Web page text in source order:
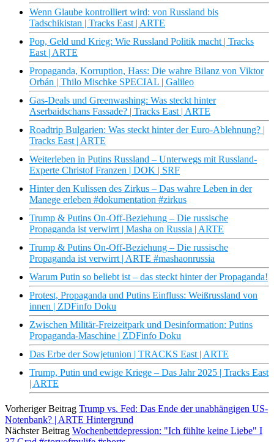
Wenn Glaube kontrolliert wird: von Russland bis
Tadschikistan | Tracks East | ARTE
Pop, Geld und Krieg: Wie Russland Politik macht | Tracks
East | ARTE
Propaganda, Korruption, Hass: Die wahre Bilanz von Viktor
Orbán | Thilo Mischke SPECIAL | Galileo
Gas-Deals und Greenwashing: Was steckt hinter
Aserbaidschans Fassade? | Tracks East | ARTE
Roadtrip Bulgarien: Was steckt hinter der Euro-Ablehnung? |
Tracks East | ARTE
Weiterleben in Putins Russland – Unterwegs mit Russland-
Experte Christof Franzen | DOK | SRF
Hinter den Kulissen des Zirkus – Das wahre Leben in der
Manege erleben #dokumentation #zirkus
Trump & Putins On-Off-Beziehung – Die russische
Propaganda ist verwirrt | Masha on Russia | ARTE
Trump & Putins On-Off-Beziehung – Die russische
Propaganda ist verwirrt | ARTE #mashaonrussia
Warum Putin so beliebt ist – das steckt hinter der Propaganda!
Protest, Propaganda und Putins Einfluss: Weißrussland von
innen | ZDFinfo Doku
Zwischen Militär-Freizeitpark und Desinformation: Putins
Propaganda-Maschine | ZDFinfo Doku
Das Erbe der Sowjetunion | TRACKS East | ARTE
Trump, Putin und ewige Kriege – Das Jahr 2025 | Tracks East
| ARTE
Vorheriger Beitrag Trump vs. Fed: Das Ende der unabhängigen US-
Notenbank? | ARTE Hintergrund
Nächster Beitrag Wochenbettdepression: "Ich fühlte keine Liebe" I